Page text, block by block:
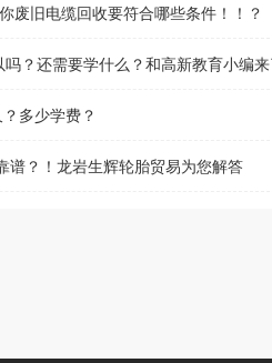
废旧电缆回收要符合哪些条件！！？
？还需要学什么？和高新教育小编
多少学费？
？！龙岩生辉轮胎贸易为您解答